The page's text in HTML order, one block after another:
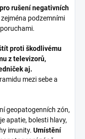
rušení negativních
podzemními
proti škodlivému
z televizorů,
aj.
mezi sebe a
geopatogenních zón,
apatie, bolesti hlavy,
imunity. Umístění